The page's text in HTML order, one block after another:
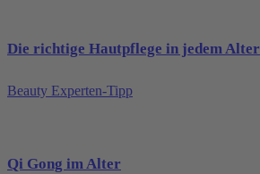
Die richtige Hautpflege in jedem Alter
Beauty Experten-Tipp
Qi Gong im Alter